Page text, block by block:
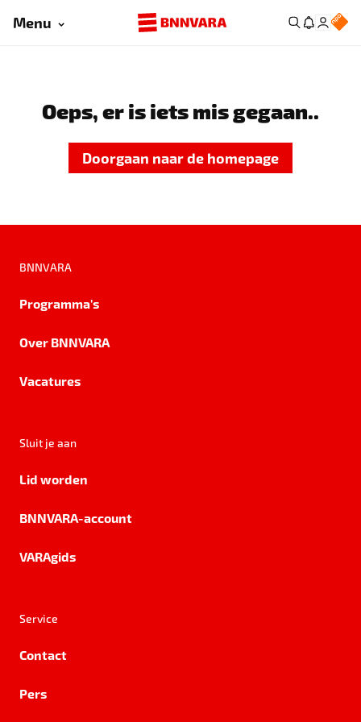
Menu
Oeps, er is iets mis gegaan..
Doorgaan naar de homepage
BNNVARA
Programma's
Over BNNVARA
Vacatures
Sluit je aan
Lid worden
BNNVARA-account
VARAgids
Service
Contact
Pers